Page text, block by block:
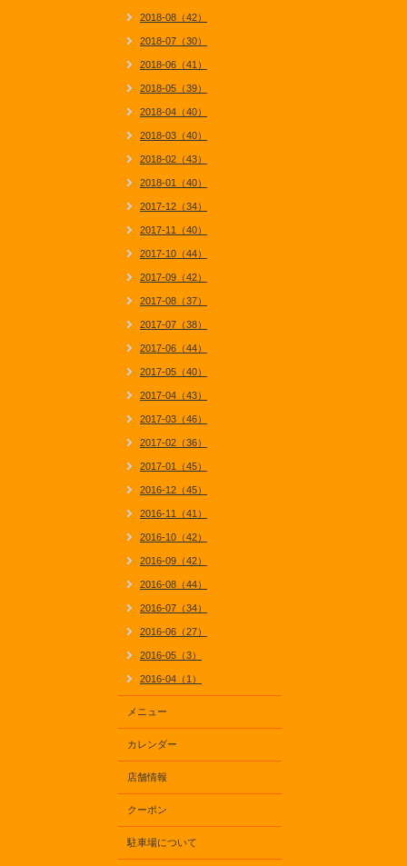
2018-08（42）
2018-07（30）
2018-06（41）
2018-05（39）
2018-04（40）
2018-03（40）
2018-02（43）
2018-01（40）
2017-12（34）
2017-11（40）
2017-10（44）
2017-09（42）
2017-08（37）
2017-07（38）
2017-06（44）
2017-05（40）
2017-04（43）
2017-03（46）
2017-02（36）
2017-01（45）
2016-12（45）
2016-11（41）
2016-10（42）
2016-09（42）
2016-08（44）
2016-07（34）
2016-06（27）
2016-05（3）
2016-04（1）
メニュー
カレンダー
店舗情報
クーポン
駐車場について